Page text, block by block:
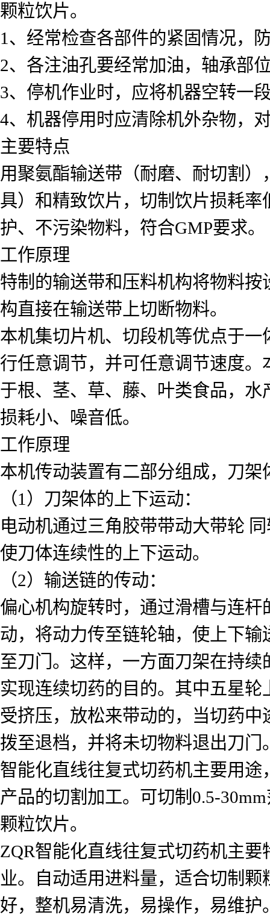
颗粒饮片。
1、经常检查各部件的紧固情况，
2、各注油孔要经常加油，轴承部
3、停机作业时，应将机器空转一
4、机器停用时应清除机外杂物，
主要特点
用聚氨酯输送带（耐磨、耐切割
具）和精致饮片，切制饮片损耗
护、不污染物料，符合GMP要求。
工作原理
特制的输送带和压料机构将物料
构直接在输送带上切断物料。
本机集切片机、切段机等优点于
行任意调节，并可任意调节速度
于根、茎、草、藤、叶类食品，
损耗小、噪音低。
工作原理
本机传动装置有二部分组成，刀
（1）刀架体的上下运动：
电动机通过三角胶带带动大带轮
使刀体连续性的上下运动。
（2）输送链的传动：
偏心机构旋转时，通过滑槽与连
动，将动力传至链轮轴，使上下
至刀门。这样，一方面刀架在持
实现连续切药的目的。其中五星
受挤压，放松来带动的，当切药
拨至退档，并将未切物料退出刀门
智能化直线往复式切药机主要用
产品的切割加工。可切制0.5-
颗粒饮片。
ZQR智能化直线往复式切药机主
业。自动适用进料量，适合切制
好，整机易清洗，易操作，易维